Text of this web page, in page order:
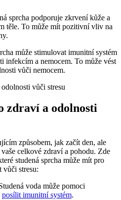
sprcha podporuje zkrvení kůže a
těle. To může mít pozitivní vliv na
může stimulovat imunitní systém
infekcím a nemocem. To může vést
vůči nemocem.
zdraví a odolnosti
způsobem, jak začít den, ale
celkové zdraví a pohodu. Zde
studená sprcha může mít pro
vůči stresu:
voda může pomoci
posílit imunitní systém.